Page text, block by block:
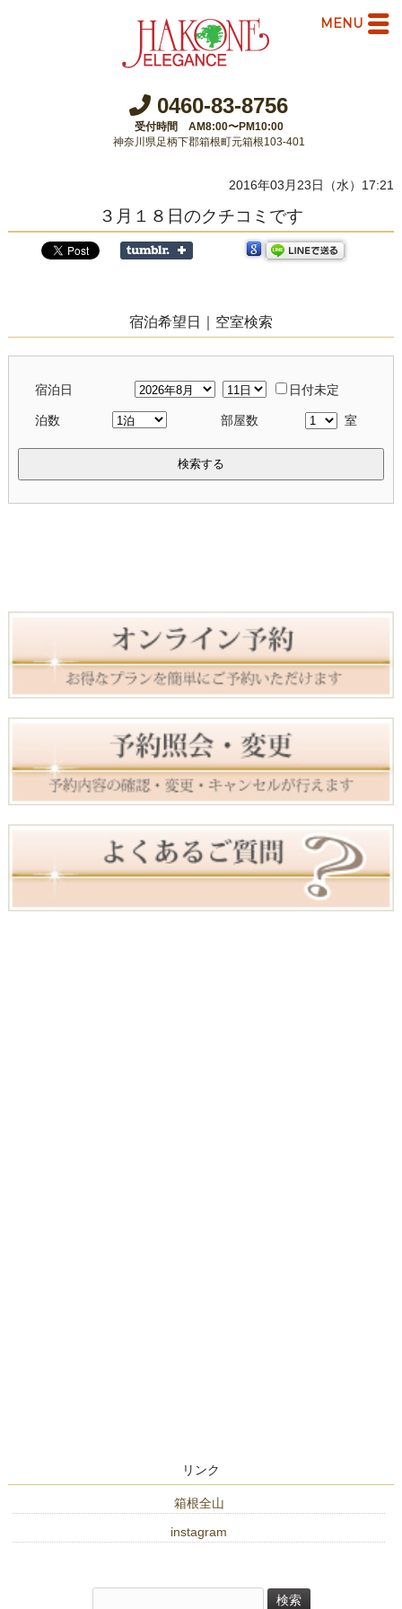
0460-83-8756
受付時間 AM8:00〜PM10:00
神奈川県足柄下郡箱根町元箱根103-401
2016年03月23日（水）17:21
３月１８日のクチコミです
宿泊希望日｜空室検索
宿泊日 日付未定
泊数 部屋数 室
検索する
リンク
箱根全山
instagram
MENU